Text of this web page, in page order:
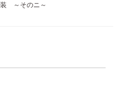
～そのニ～